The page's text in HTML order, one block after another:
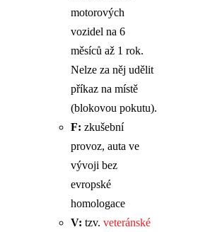
motorových
vozidel na 6
měsíců až 1 rok.
Nelze za něj udělit
příkaz na místě
(blokovou pokutu).
F: zkušební
provoz, auta ve
vývoji bez
evropské
homologace
V: tzv. veteránské